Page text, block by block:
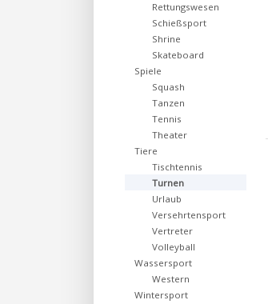
Rettungswesen
Schießsport
Shrine
Skateboard
Spiele
Squash
Tanzen
Tennis
Theater
Tiere
Tischtennis
Turnen
Urlaub
Versehrtensport
Vertreter
Volleyball
Wassersport
Western
Wintersport